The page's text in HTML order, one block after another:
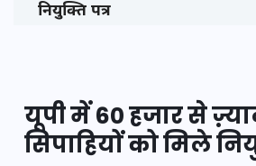
नियुक्ति पत्र
यूपी में 60 हजार से
सिपाहियों को मिले